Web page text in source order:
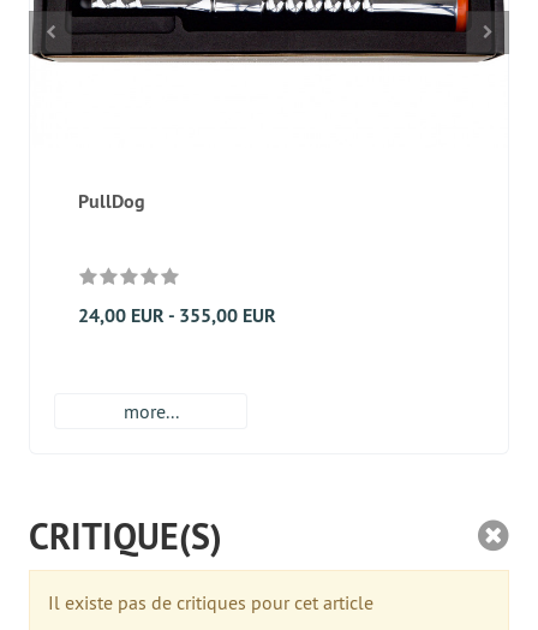
PullDog
24,00 EUR - 355,00 EUR
more...
CRITIQUE(S)
Il existe pas de critiques pour cet article